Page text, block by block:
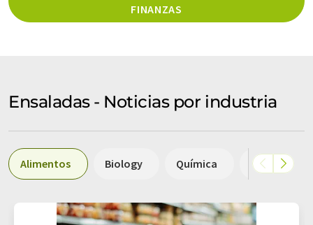
FINANZAS
Ensaladas - Noticias por industria
Alimentos Biology Química Medicina